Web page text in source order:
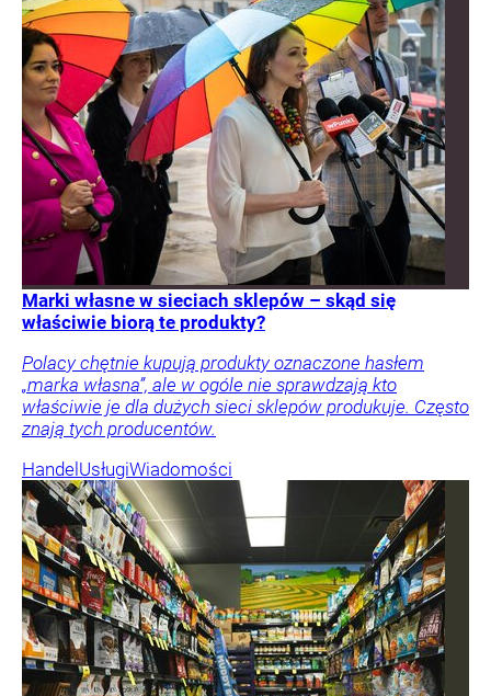
Marki własne w sieciach sklepów – skąd się
właściwie biorą te produkty?
Polacy chętnie kupują produkty oznaczone hasłem
„marka własna”, ale w ogóle nie sprawdzają kto
właściwie je dla dużych sieci sklepów produkuje. Często
znają tych producentów.
Handel UsługiWiadomości